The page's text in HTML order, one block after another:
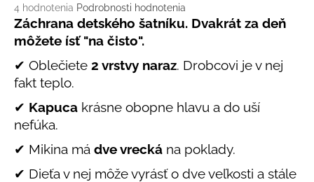
Priemerné
hodnotenie
produktu
je
5,0
z
5
4 hodnotenia Podrobnosti hodnotenia
Záchrana detského šatníku. Dvakrát za deň
môžete ísť "na čisto".
✔ Oblečiete 2 vrstvy naraz. Drobcovi je v nej
fakt teplo.
✔ Kapuca krásne obopne hlavu a do uší
nefúka.
✔ Mikina má dve vrecká na poklady.
✔ Dieťa v nej môže vyrásť o dve veľkosti a stále
O
d
p
o
r
č
a
m
e